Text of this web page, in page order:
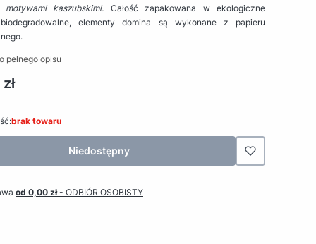
kaszubskimi. Całość zapakowana w ekologiczne
biodegradowalne, elementy domina są wykonane z papieru
pełnego opisu
brak towaru
Niedostępny
od 0,00 zł- ODBIÓR OSOBISTY